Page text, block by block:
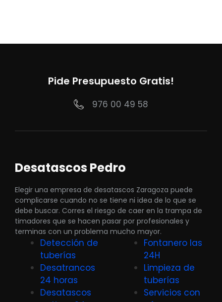
Pide Presupuesto Gratis!
976 00 49 58
Desatascos Pedro
Elegir una empresa de desatascos Zaragoza puede
complicarse cuando no se tiene ni idea de lo que se
debe buscar. Corres el riesgo de caer en la trampa de
timadores que se hacen pasar por profesionales y
terminas con un problema mucho mayor.
Detección de
tuberías
Desatrancos
24 horas
Desatascos
Fontanero las
24H
Limpieza de
tuberías
Servicios con